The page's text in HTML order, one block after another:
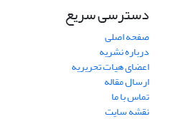
دسترسی سریع
صفحه اصلی
درباره نشریه
اعضای هیات تحریریه
ارسال مقاله
تماس با ما
نقشه سایت